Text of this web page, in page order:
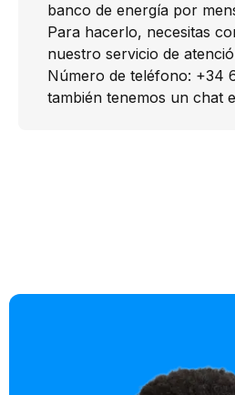
banco de energía por
Para hacerlo, necesitas
nuestro servicio de
Número de teléfono: +34
también tenemos un chat